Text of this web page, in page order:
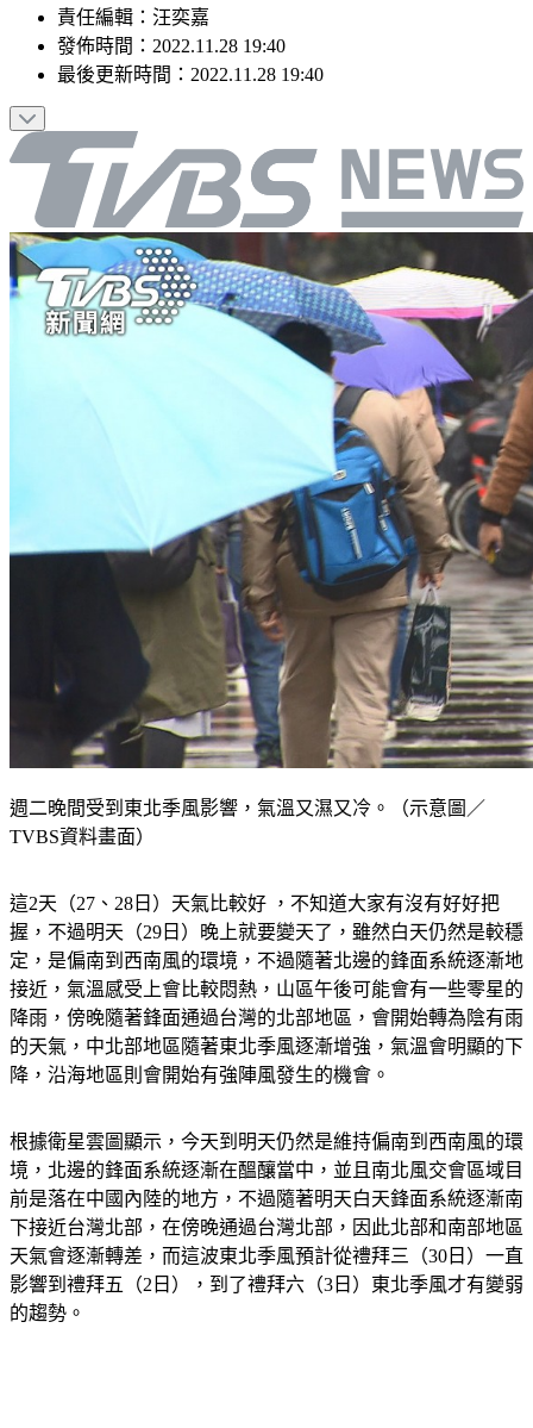
責任編輯 ： 汪奕嘉
發佈時間： 2022.11.28 19:40
最後更新時間： 2022.11.28 19:40
週二晚間受到東北季風影響，氣溫又濕又冷。（示意圖／
TVBS資料畫面）
這2天（27、28日）天氣比較好 ，不知道大家有沒有好好把
握，不過明天（29日）晚上就要變天了，雖然白天仍然是較穩
定，是偏南到西南風的環境，不過隨著北邊的鋒面系統逐漸地
接近，氣溫感受上會比較悶熱，山區午後可能會有一些零星的
降雨，傍晚隨著鋒面通過台灣的北部地區，會開始轉為陰有雨
的天氣，中北部地區隨著東北季風逐漸增強，氣溫會明顯的下
降，沿海地區則會開始有強陣風發生的機會。
根據衛星雲圖顯示，今天到明天仍然是維持偏南到西南風的環
境，北邊的鋒面系統逐漸在醞釀當中，並且南北風交會區域目
前是落在中國內陸的地方，不過隨著明天白天鋒面系統逐漸南
下接近台灣北部，在傍晚通過台灣北部，因此北部和南部地區
天氣會逐漸轉差，而這波東北季風預計從禮拜三（30日）一直
影響到禮拜五（2日），到了禮拜六（3日）東北季風才有變弱
的趨勢。